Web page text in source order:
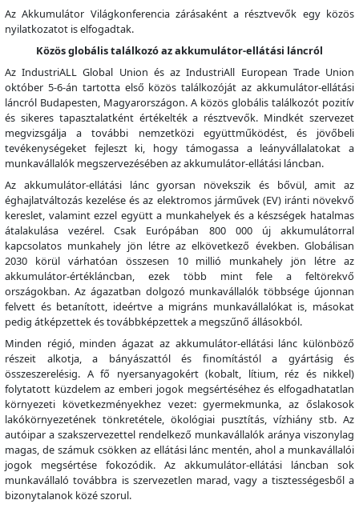
Az Akkumulátor Világkonferencia zárásaként a résztvevők egy közös
nyilatkozatot is elfogadtak.
Közös globális találkozó az akkumulátor-ellátási láncról
Az IndustriALL Global Union és az IndustriAll European Trade Union
október 5-6-án tartotta első közös találkozóját az akkumulátor-ellátási
láncról Budapesten, Magyarországon. A közös globális találkozót pozitív
és sikeres tapasztalatként értékelték a résztvevők. Mindkét szervezet
megvizsgálja a további nemzetközi együttműködést, és jövőbeli
tevékenységeket fejleszt ki, hogy támogassa a leányvállalatokat a
munkavállalók megszervezésében az akkumulátor-ellátási láncban.
Az akkumulátor-ellátási lánc gyorsan növekszik és bővül, amit az
éghajlatváltozás kezelése és az elektromos járművek (EV) iránti növekvő
kereslet, valamint ezzel együtt a munkahelyek és a készségek hatalmas
átalakulása vezérel. Csak Európában 800 000 új akkumulátorral
kapcsolatos munkahely jön létre az elkövetkező években. Globálisan
2030 körül várhatóan összesen 10 millió munkahely jön létre az
akkumulátor-értékláncban, ezek több mint fele a feltörekvő
országokban. Az ágazatban dolgozó munkavállalók többsége újonnan
felvett és betanított, ideértve a migráns munkavállalókat is, másokat
pedig átképzettek és továbbképzettek a megszűnő állásokból.
Minden régió, minden ágazat az akkumulátor-ellátási lánc különböző
részeit alkotja, a bányászattól és finomítástól a gyártásig és
összeszerelésig. A fő nyersanyagokért (kobalt, lítium, réz és nikkel)
folytatott küzdelem az emberi jogok megsértéséhez és elfogadhatatlan
környezeti következményekhez vezet: gyermekmunka, az őslakosok
lakókörnyezetének tönkretétele, ökológiai pusztítás, vízhiány stb. Az
autóipar a szakszervezettel rendelkező munkavállalók aránya viszonylag
magas, de számuk csökken az ellátási lánc mentén, ahol a munkavállalói
jogok megsértése fokozódik. Az akkumulátor-ellátási láncban sok
munkavállaló továbbra is szervezetlen marad, vagy a tisztességesből a
bizonytalanok közé szorul.